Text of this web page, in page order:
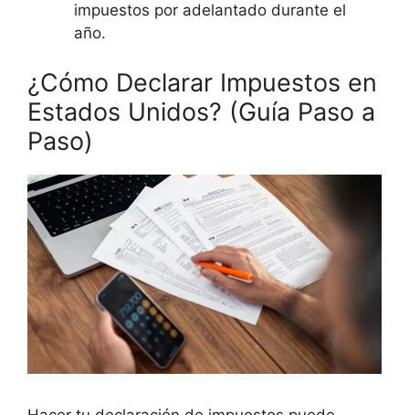
impuestos por adelantado durante el
año.
¿Cómo Declarar Impuestos en
Estados Unidos? (Guía Paso a
Paso)